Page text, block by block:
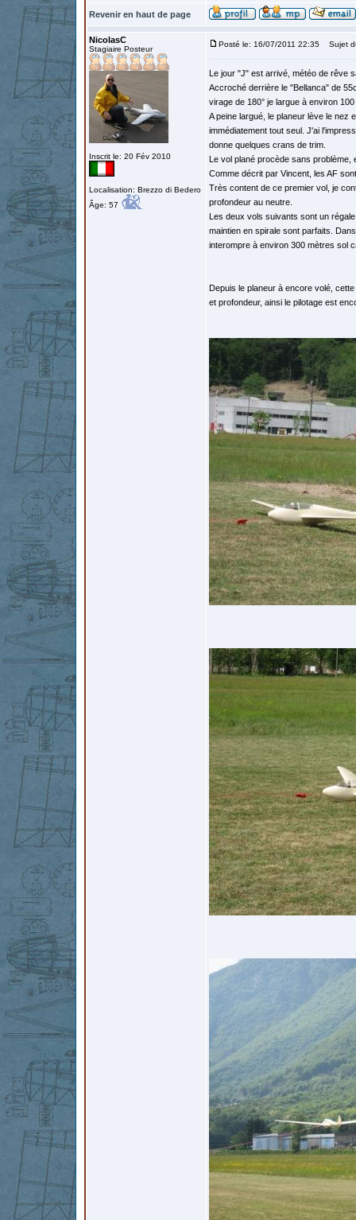
Revenir en haut de page
NicolasC
Stagiaire Posteur
Inscrit le: 20 Fév 2010
Localisation: Brezzo di Bedero
Âge: 57
Posté le: 16/07/2011 22:35 Sujet
Le jour "J" est arrivé, météo de rêve
Accroché derrière le "Bellanca" de
virage de 180° je largue à environ
A peine largué, le planeur lève le nez
immédiatement tout seul. J'ai
donne quelques crans de trim.
Le vol plané procède sans problème,
Comme décrit par Vincent, les AF
Très content de ce premier vol, je
profondeur au neutre.
Les deux vols suivants sont un
maintien en spirale sont parfaits.
interompre à environ 300 mètres sol
Depuis le planeur à encore volé,
et profondeur, ainsi le pilotage est